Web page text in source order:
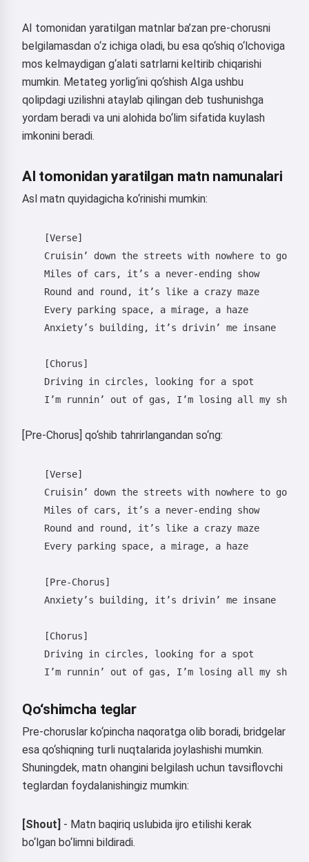
AI tomonidan yaratilgan matnlar ba’zan pre-chorusni
belgilamasdan o‘z ichiga oladi, bu esa qo‘shiq o‘lchoviga
mos kelmaydigan g‘alati satrlarni keltirib chiqarishi
mumkin. Metateg yorlig‘ini qo‘shish AIga ushbu
qolipdagi uzilishni ataylab qilingan deb tushunishga
yordam beradi va uni alohida bo‘lim sifatida kuylash
imkonini beradi.
AI tomonidan yaratilgan matn namunalari
Asl matn quyidagicha ko‘rinishi mumkin:
    [Verse]
    Cruisin’ down the streets with nowhere to go
    Miles of cars, it’s a never-ending show
    Round and round, it’s like a crazy maze
    Every parking space, a mirage, a haze
    Anxiety’s building, it’s drivin’ me insane
    [Chorus]
    Driving in circles, looking for a spot
    I’m runnin’ out of gas, I’m losing all my shots
[Pre-Chorus] qo‘shib tahrirlangandan so‘ng:
    [Verse]
    Cruisin’ down the streets with nowhere to go
    Miles of cars, it’s a never-ending show
    Round and round, it’s like a crazy maze
    Every parking space, a mirage, a haze
    [Pre-Chorus]
    Anxiety’s building, it’s drivin’ me insane
    [Chorus]
    Driving in circles, looking for a spot
    I’m runnin’ out of gas, I’m losing all my shots
Qo‘shimcha teglar
Pre-choruslar ko‘pincha naqoratga olib boradi, bridgelar
esa qo‘shiqning turli nuqtalarida joylashishi mumkin.
Shuningdek, matn ohangini belgilash uchun tavsiflovchi
teglardan foydalanishingiz mumkin:
[Shout] - Matn baqiriq uslubida ijro etilishi kerak
bo‘lgan bo‘limni bildiradi.
Men qo'shiqlar yaratishim, she'rlar
va tabriklar yozishim mumkin 🥰
Sinab ko'rish
Men qabul qilaman:
To‘lovni qaytarish siyosati